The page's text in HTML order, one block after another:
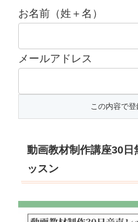
お名前（姓＋名）
メールアドレス
動画教材制作講座30日
ッスン